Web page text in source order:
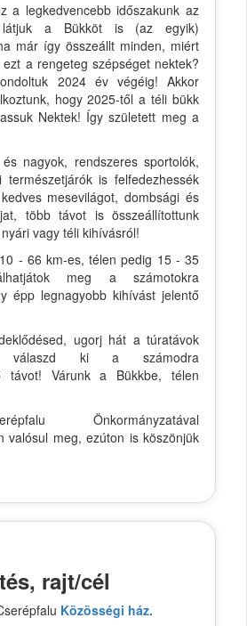
a legkedvencebb időszakunk az
látjuk a Bükköt is (az egyik)
már így összeállt minden, miért
a rengeteg szépséget nektek?
2024 év végéig! Akkor
hogy 2025-től a téli bükk
Nektek! Így született meg a
nagyok, rendszeres sportolók,
is felfedezhessék
mesevilágot, dombsági és
több távot is összeállítottunk
vagy téli kihívásról!
- 66 km-es, télen pedig 15 - 35
meg a számotokra
épp legnagyobb kihívást jelentő
ugorj hát a túratávok
válaszd ki a számodra
távot! Várunk a Bükkbe, télen
Önkormányzatával
valósul meg, ezúton is köszönjük
rajt/cél
Közösségi ház.